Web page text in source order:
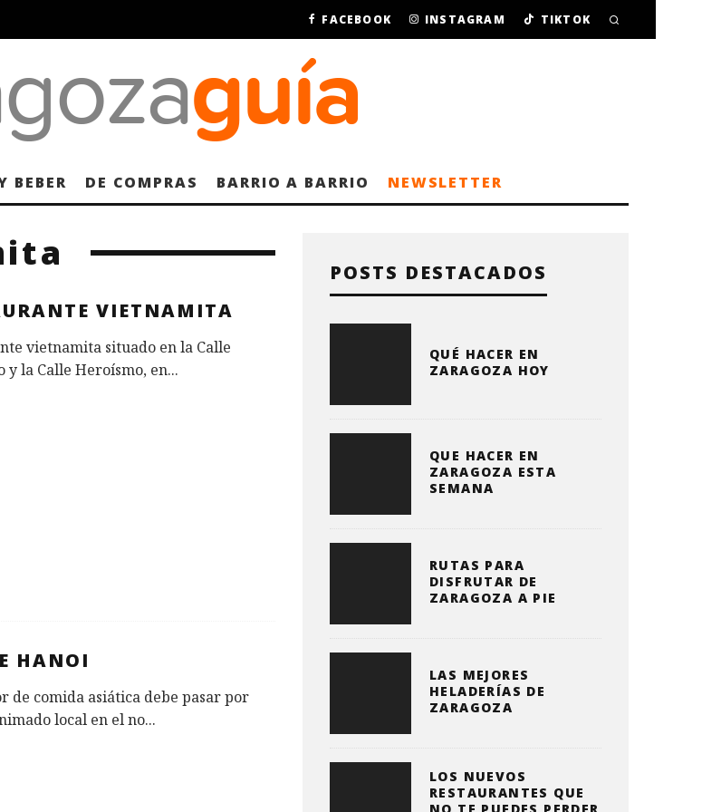
FACEBOOK INSTAGRAM TIKTOK
BEBER DE COMPRAS BARRIO A BARRIO NEWSLETTER
VIETNAMITA
vietnamita situado en la Calle
y la Calle Heroísmo, en...
HANOI
de comida asiática debe pasar por
local en el no...
POSTS DESTACADOS
QUÉ HACER EN
ZARAGOZA HOY
QUE HACER EN
ZARAGOZA ESTA
SEMANA
RUTAS PARA
DISFRUTAR DE
ZARAGOZA A PIE
LAS MEJORES
HELADERÍAS DE
ZARAGOZA
LOS NUEVOS
RESTAURANTES QUE
NO TE PUEDES PERDER